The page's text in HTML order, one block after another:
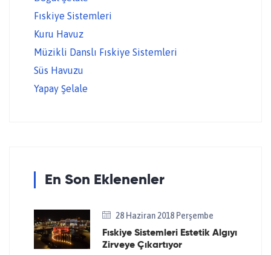
Fıskiye Sistemleri
Kuru Havuz
Müzikli Danslı Fıskiye Sistemleri
Süs Havuzu
Yapay Şelale
En Son Eklenenler
28 Haziran 2018 Perşembe
Fıskiye Sistemleri Estetik Algıyı
Zirveye Çıkartıyor